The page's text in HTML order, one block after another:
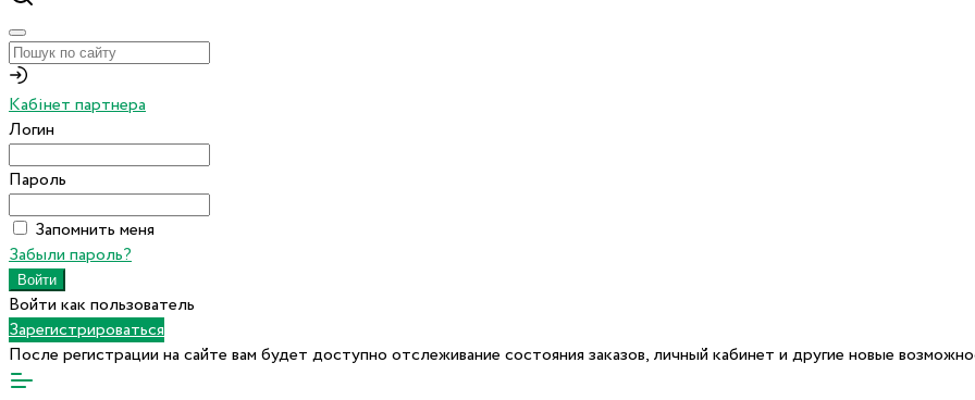
Кабінет партнера
Логин
Пароль
Запомнить меня
Забыли пароль?
Войти как пользователь
Зарегистрироваться
После регистрации на сайте вам будет доступно отслеживание состояния заказов, личный кабинет и другие новые